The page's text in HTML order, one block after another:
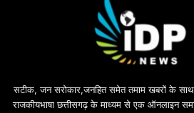
सटीक, जन सरोकार,जनहित समेत तमाम खबरों के साथ
राजकीयभाषा छत्तीसगढ़ के माध्यम से एक ऑनलाइन